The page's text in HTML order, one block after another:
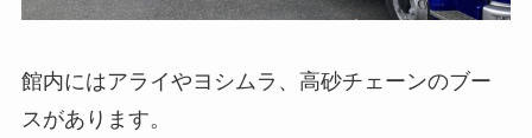
館内にはアライやヨシムラ、高砂チェーンのブー
スがあります。